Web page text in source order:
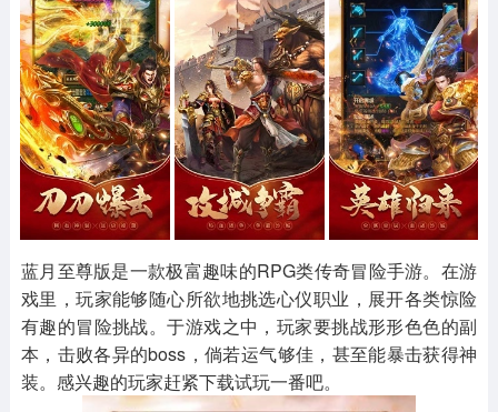
其他
1654款应用
游戏助手
515款应用
MOD游戏
1056款应用
蓝月至尊版是一款极富趣味的RPG类传奇冒险手游。在游
戏里，玩家能够随心所欲地挑选心仪职业，展开各类惊险
有趣的冒险挑战。于游戏之中，玩家要挑战形形色色的副
本，击败各异的boss，倘若运气够佳，甚至能暴击获得神
装。感兴趣的玩家赶紧下载试玩一番吧。